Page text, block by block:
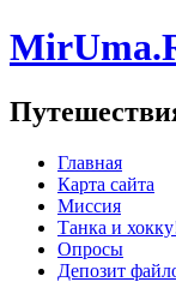
Главная
Карта сайта
Миссия
Танка и
Опросы
Депозит